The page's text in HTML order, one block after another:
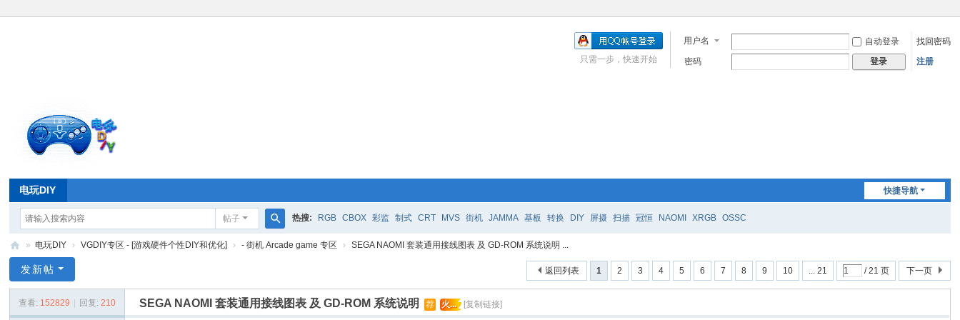
用户名 自动登录
找回密码
密码
登录 注册
只需一步，快速开始
快捷导航
电玩DIY
帖子
搜
热搜: RGB CBOX 彩监 制式 CRT MVS 街机 JAMMA 基板 转换 DIY 屏摄 扫描 冠恒 NAOMI XRGB OSSC
玩
D
» 电玩DIY › VGDIY专区 - [游戏硬件个性DIY和优化] › - 街机 Arcade game 专区 › SEGA NAOMI 套装通用接线图表 及 GD-ROM 系统说明 ...
1 2 3 4 5 6 7 8 9 10 ... 21 / 21 页 下一页
返回列表
发新帖
查看: 152829 回复: 210 SEGA NAOMI 套装通用接线图表 及 GD-ROM 系统说明 荐 火... [复制链接]